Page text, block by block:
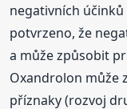
negativních účinků
potvrzeno, že
a může způsobit
Oxandrolon může
příznaky (rozvoj